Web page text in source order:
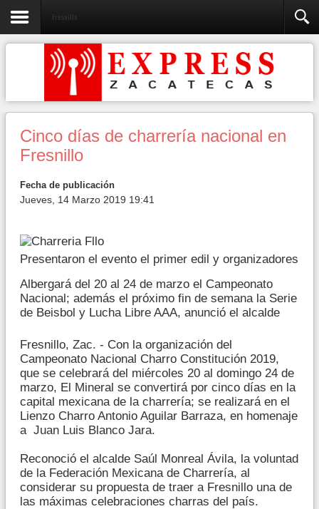
Fresnillo
Cinco días de charrería nacional en
Fresnillo
Fecha de publicación
Jueves, 14 Marzo 2019 19:41
Presentaron el evento el primer edil y organizadores
Albergará del 20 al 24 de marzo el Campeonato
Nacional; además el próximo fin de semana la Serie
de Beisbol y Lucha Libre AAA, anunció el alcalde
Fresnillo, Zac. - Con la organización del
Campeonato Nacional Charro Constitución 2019,
que se celebrará del miércoles 20 al domingo 24 de
marzo, El Mineral se convertirá por cinco días en la
capital mexicana de la charrería; se realizará en el
Lienzo Charro Antonio Aguilar Barraza, en homenaje
a Juan Luis Blanco Jara.
Reconoció el alcalde Saúl Monreal Ávila, la voluntad
de la Federación Mexicana de Charrería, al
considerar su propuesta de traer a Fresnillo una de
las máximas celebraciones charras del país.